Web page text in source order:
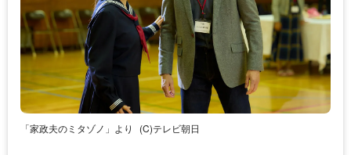
「家政夫のミタゾノ」より (C)テレビ朝日